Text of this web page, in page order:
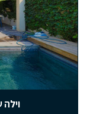
וילה עם